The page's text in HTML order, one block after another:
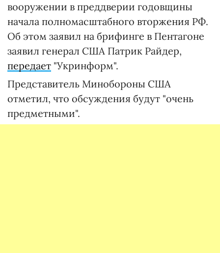
вооружении в преддверии годовщины
начала полномасштабного вторжения РФ.
Об этом заявил на брифинге в Пентагоне
заявил генерал США Патрик Райдер,
передает "Укринформ".
Представитель Минобороны США
отметил, что обсуждения будут "очень
предметными".